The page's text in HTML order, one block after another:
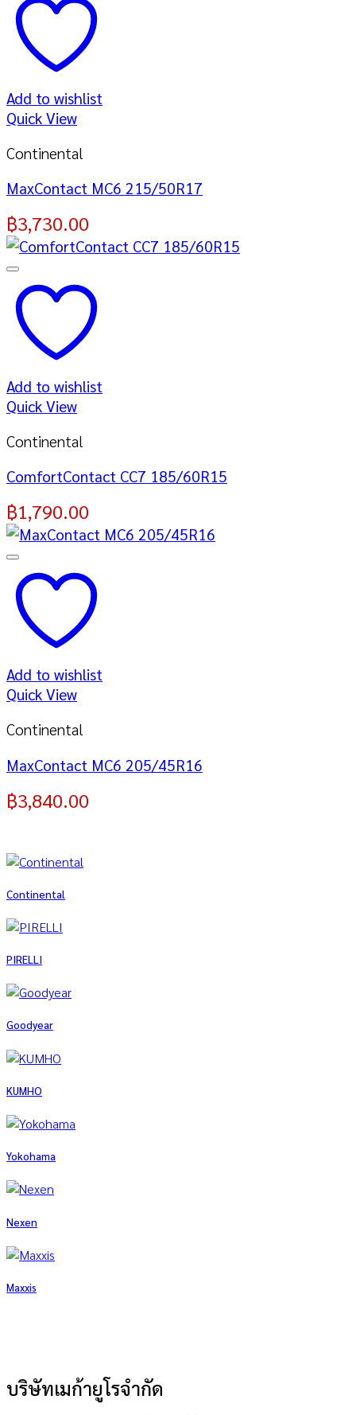
Add to wishlist
Quick View
Continental
MaxContact MC6 215/50R17
฿3,730.00
Add to wishlist
Quick View
Continental
ComfortContact CC7 185/60R15
฿1,790.00
Add to wishlist
Quick View
Continental
MaxContact MC6 205/45R16
฿3,840.00
Continental
PIRELLI
Goodyear
KUMHO
Yokohama
Nexen
Maxxis
บริษัทเมก้ายูโรจำกัด